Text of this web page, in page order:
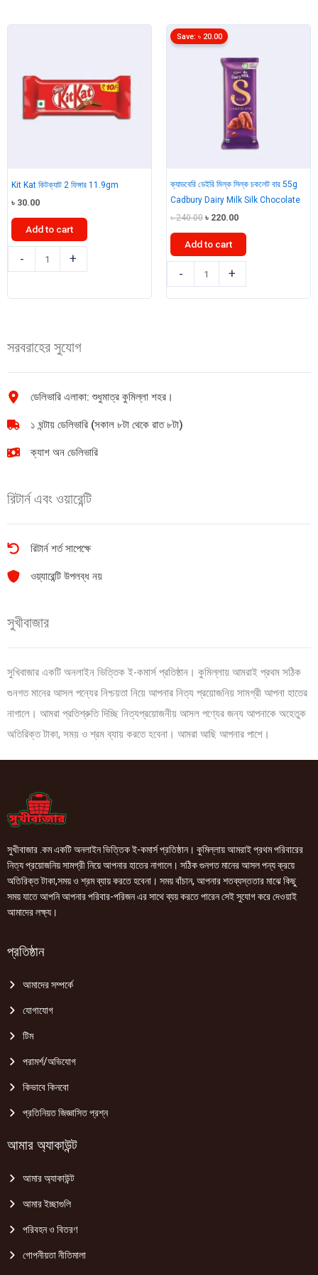
40gm
quantity
105gm
quantity
Kit Kat কিটক্যাট 2 ফিঙ্গার 11.9gm
৳ 30.00
Add to cart
-
Kat
2
quantity
+
ক্যাডবেরি ডেইরি মিল্ক সিল্ক চকলেট বার 55g
Cadbury Dairy Milk Silk Chocolate
৳240.00 Original
was:
৳ 220.00Current
৳ 220.00.
Save: ৳ 20.00
Add to cart
-
ডেইরি
মিল্ক
Dairy
Silk
+
সরবরাহের সুযোগ
ডেলিভারি এলাকা: শুধুমাত্র কুমিল্লা শহর।
১ ঘন্টায় ডেলিভারি (সকাল ৮টা থেকে রাত ৮টা)
ক্যাশ অন ডেলিভারি
রিটার্ন এবং ওয়ারেন্টি
রিটার্ন শর্ত সাপেক্ষে
ওয়্যারেন্টি উপলব্ধ নয়
সুখীবাজার
সুখিবাজার একটি অনলাইন ভিত্তিক ই-কমার্স প্রতিষ্ঠান। কুমিল্লায় আমরাই প্রথম সঠিক
গুনগত মানের আসল পন্যের নিশ্চয়তা নিয়ে আপনার নিত্য প্রয়োজনিয় সামগ্রী আপনা হাতের
নাগালে। আমরা প্রতিশ্রুতি দিচ্ছি নিত্যপ্রয়োজনীয় আসল পণ্যের জন্য আপনাকে অহেতুক
অতিরিক্ত টাকা, সময় ও শ্রম ব্যায় করতে হবেনা। আমরা আছি আপনার পাশে।
সুখীবাজার .কম একটি অনলাইন ভিত্তিক ই-কমার্স প্রতিষ্ঠান। কুমিল্লায় আমরাই প্রথম পরিবারের
নিত্য প্রয়োজনিয় সামগ্রী নিয়ে আপনার হাতের নাগালে। সঠিক গুনগত মানের আসল পন্য ক্রয়ে
অতিরিক্ত টাকা,সময় ও শ্রম ব্যায় করতে হবেনা। সময় বাঁচান, আপনার শতব্যস্ততার মাঝে কিছু
সময় যাতে আপনি আপনার পরিবার-পরিজন এর সাথে ব্যয় করতে পারেন সেই সুযোগ করে দেওয়াই
আমাদের লক্ষ্য।
প্রতিষ্ঠান
আমাদের সম্পর্কে
যোগাযোগ
টিম
পরামর্শ/অভিযোগ
কিভাবে কিনবো
প্রতিনিয়ত জিজ্ঞাসিত প্রশ্ন
আমার অ্যাকাউন্ট
আমার অ্যাকাউন্ট
আমার ইচ্ছাগুলি
পরিবহন ও বিতরণ
গোপনীয়তা নীতিমালা